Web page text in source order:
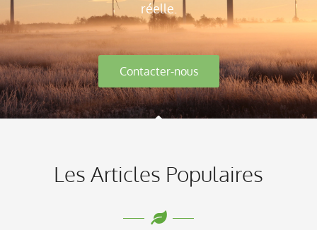
réelle.
Contacter-nous
Les Articles Populaires